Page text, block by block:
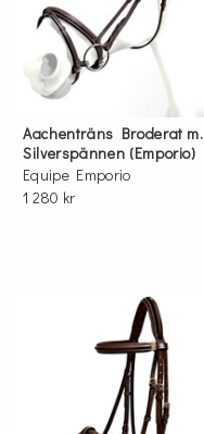
Aachenträns Broderat m.
Silverspännen (Emporio)
Equipe Emporio
1 280 kr